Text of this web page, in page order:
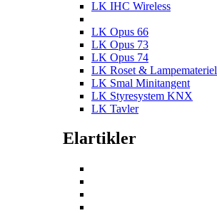
LK IHC Wireless
LK Opus 66
LK Opus 73
LK Opus 74
LK Roset & Lampemateriel
LK Smal Minitangent
LK Styresystem KNX
LK Tavler
Elartikler